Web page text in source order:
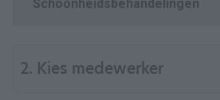
Schoonheidsbehandelingen
2. Kies medewerker